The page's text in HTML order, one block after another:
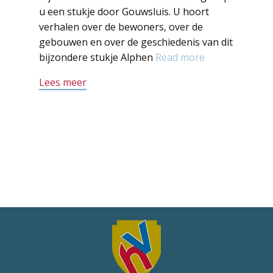
u een stukje door Gouwsluis. U hoort
verhalen over de bewoners, over de
gebouwen en over de geschiedenis van dit
bijzondere stukje Alphen Read more
Lees meer